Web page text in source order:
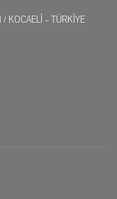
KOCAELİ – TÜRKİYE